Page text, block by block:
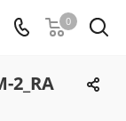
0
2_RA